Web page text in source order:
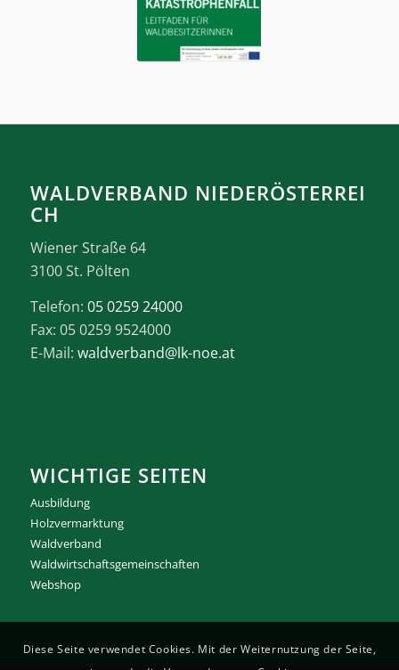
WALDVERBAND NIEDERÖSTERREI
CH
Wiener Straße 64
3100 St. Pölten
Telefon: 05 0259 24000
Fax: 05 0259 9524000
E-Mail: waldverband@lk-noe.at
WICHTIGE SEITEN
Ausbildung
Holzvermarktung
Waldverband
Waldwirtschaftsgemeinschaften
Webshop
Diese Seite verwendet Cookies. Mit der Weiternutzung der Seite,